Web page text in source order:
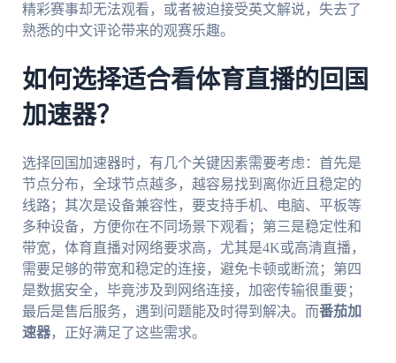
精彩赛事却无法观看，或者被迫接受英文解说，失去了
熟悉的中文评论带来的观赛乐趣。
如何选择适合看体育直播的回国
加速器？
选择回国加速器时，有几个关键因素需要考虑：首先是
节点分布，全球节点越多，越容易找到离你近且稳定的
线路；其次是设备兼容性，要支持手机、电脑、平板等
多种设备，方便你在不同场景下观看；第三是稳定性和
带宽，体育直播对网络要求高，尤其是4K或高清直播，
需要足够的带宽和稳定的连接，避免卡顿或断流；第四
是数据安全，毕竟涉及到网络连接，加密传输很重要；
最后是售后服务，遇到问题能及时得到解决。而番茄加
速器，正好满足了这些需求。